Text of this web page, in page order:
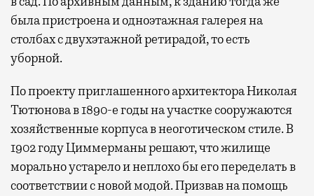
была пристроена и одноэтажная галерея на
столбах с двухэтажной ретирадой, то есть
уборной.
По проекту приглашенного архитектора Николая
Тютюнова в 1890-е годы на участке сооружаются
хозяйственные корпуса в неоготическом стиле. В
1902 году Циммерманы решают, что жилище
морально устарело и неплохо бы его переделать в
соответствии с новой модой. Призвав на помощь